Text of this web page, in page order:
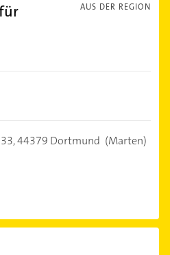
AUS DER REGION
44379 Dortmund (Marten)